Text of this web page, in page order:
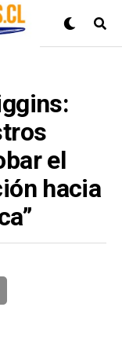
el
hacia